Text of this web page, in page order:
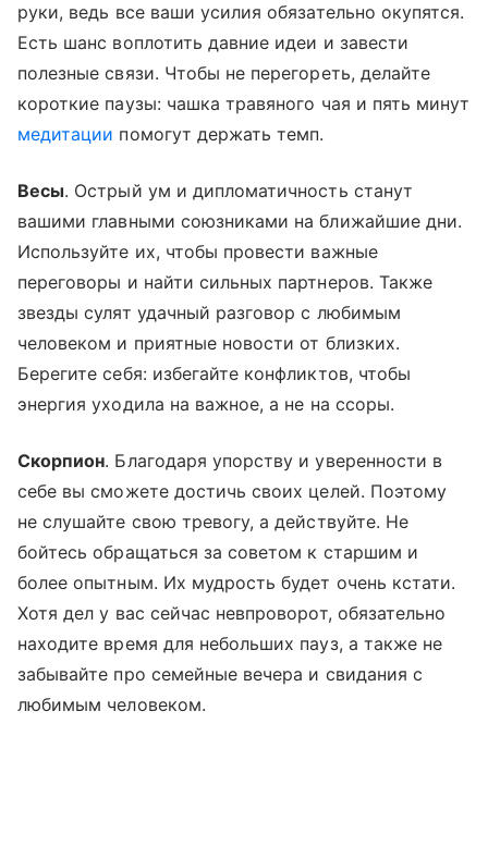
руки, ведь все ваши усилия обязательно окупятся.
Есть шанс воплотить давние идеи и завести
полезные связи. Чтобы не перегореть, делайте
короткие паузы: чашка травяного чая и пять минут
медитации помогут держать темп.
Весы. Острый ум и дипломатичность станут
вашими главными союзниками на ближайшие дни.
Используйте их, чтобы провести важные
переговоры и найти сильных партнеров. Также
звезды сулят удачный разговор с любимым
человеком и приятные новости от близких.
Берегите себя: избегайте конфликтов, чтобы
энергия уходила на важное, а не на ссоры.
Скорпион. Благодаря упорству и уверенности в
себе вы сможете достичь своих целей. Поэтому
не слушайте свою тревогу, а действуйте. Не
бойтесь обращаться за советом к старшим и
более опытным. Их мудрость будет очень кстати.
Хотя дел у вас сейчас невпроворот, обязательно
находите время для небольших пауз, а также не
забывайте про семейные вечера и свидания с
любимым человеком.